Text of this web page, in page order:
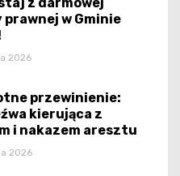
z darmowej
prawnej w Gminie
2026
przewinienie:
kierująca z
i nakazem aresztu
2026